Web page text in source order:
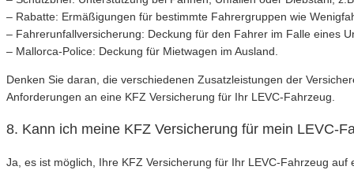
– Rabatte: Ermäßigungen für bestimmte Fahrergruppen wie
– Fahrerunfallversicherung: Deckung für den Fahrer im Falle eines
– Mallorca-Police: Deckung für Mietwagen im Ausland.
Denken Sie daran, die verschiedenen Zusatzleistungen der
Anforderungen an eine KFZ Versicherung für Ihr LEVC-Fahrzeug.
8. Kann ich meine KFZ Versicherung für mein LEVC-
Ja, es ist möglich, Ihre KFZ Versicherung für Ihr LEVC-Fahrzeug